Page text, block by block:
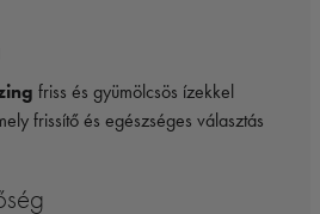
friss és gyümölcsös ízekkel
frissítő és egészséges választás